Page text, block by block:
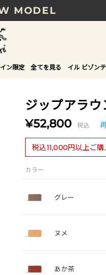
MODEL
円以上で送料無
、新しいギフトガ
LEATHER
ン限定 全てを見る イル ビゾン
ジップアラ
¥52,800 税込
税込11,000円以上ご
カラー
グレー
ヌメ
あか茶